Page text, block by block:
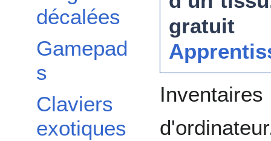
décalées
Gamepad
s
Claviers
exotiques